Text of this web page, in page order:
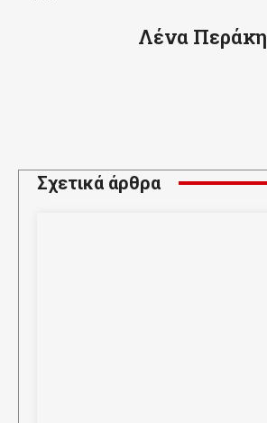
Λένα Περάκη
Σχετικά άρθρα